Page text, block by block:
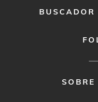
BUSCADOR
SOBRE